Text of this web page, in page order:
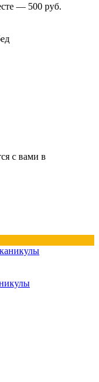
— 500 руб.
с вами в